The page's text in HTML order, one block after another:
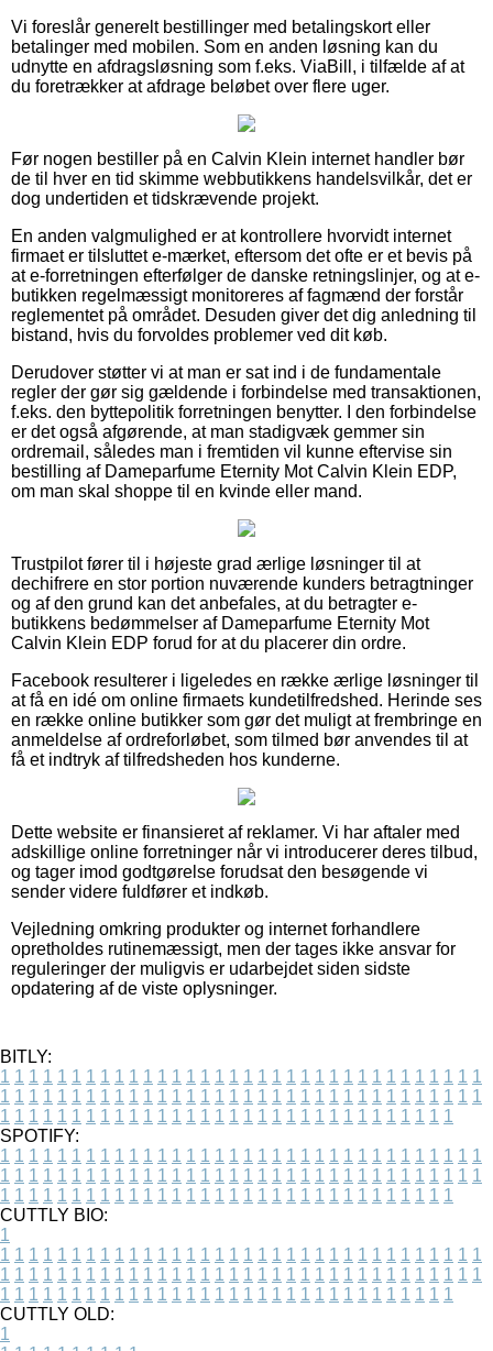
Vi foreslår generelt bestillinger med betalingskort eller
betalinger med mobilen. Som en anden løsning kan du
udnytte en afdragsløsning som f.eks. ViaBill, i tilfælde af at
du foretrækker at afdrage beløbet over flere uger.
Før nogen bestiller på en Calvin Klein internet handler bør
de til hver en tid skimme webbutikkens handelsvilkår, det er
dog undertiden et tidskrævende projekt.
En anden valgmulighed er at kontrollere hvorvidt internet
firmaet er tilsluttet e-mærket, eftersom det ofte er et bevis på
at e-forretningen efterfølger de danske retningslinjer, og at e-
butikken regelmæssigt monitoreres af fagmænd der forstår
reglementet på området. Desuden giver det dig anledning til
bistand, hvis du forvoldes problemer ved dit køb.
Derudover støtter vi at man er sat ind i de fundamentale
regler der gør sig gældende i forbindelse med transaktionen,
f.eks. den byttepolitik forretningen benytter. I den forbindelse
er det også afgørende, at man stadigvæk gemmer sin
ordremail, således man i fremtiden vil kunne eftervise sin
bestilling af Dameparfume Eternity Mot Calvin Klein EDP,
om man skal shoppe til en kvinde eller mand.
Trustpilot fører til i højeste grad ærlige løsninger til at
dechifrere en stor portion nuværende kunders betragtninger
og af den grund kan det anbefales, at du betragter e-
butikkens bedømmelser af Dameparfume Eternity Mot
Calvin Klein EDP forud for at du placerer din ordre.
Facebook resulterer i ligeledes en række ærlige løsninger til
at få en idé om online firmaets kundetilfredshed. Herinde ses
en række online butikker som gør det muligt at frembringe en
anmeldelse af ordreforløbet, som tilmed bør anvendes til at
få et indtryk af tilfredsheden hos kunderne.
Dette website er finansieret af reklamer. Vi har aftaler med
adskillige online forretninger når vi introducerer deres tilbud,
og tager imod godtgørelse forudsat den besøgende vi
sender videre fuldfører et indkøb.
Vejledning omkring produkter og internet forhandlere
opretholdes rutinemæssigt, men der tages ikke ansvar for
reguleringer der muligvis er udarbejdet siden sidste
opdatering af de viste oplysninger.
BITLY:
1 1 1 1 1 1 1 1 1 1 1 1 1 1 1 1 1 1 1 1 1 1 1 1 1 1 1 1 1 1 1 1 1 1
1 1 1 1 1 1 1 1 1 1 1 1 1 1 1 1 1 1 1 1 1 1 1 1 1 1 1 1 1 1 1 1 1 1
1 1 1 1 1 1 1 1 1 1 1 1 1 1 1 1 1 1 1 1 1 1 1 1 1 1 1 1 1 1 1 1
SPOTIFY:
1 1 1 1 1 1 1 1 1 1 1 1 1 1 1 1 1 1 1 1 1 1 1 1 1 1 1 1 1 1 1 1 1 1
1 1 1 1 1 1 1 1 1 1 1 1 1 1 1 1 1 1 1 1 1 1 1 1 1 1 1 1 1 1 1 1 1 1
1 1 1 1 1 1 1 1 1 1 1 1 1 1 1 1 1 1 1 1 1 1 1 1 1 1 1 1 1 1 1 1
CUTTLY BIO:
1
1 1 1 1 1 1 1 1 1 1 1 1 1 1 1 1 1 1 1 1 1 1 1 1 1 1 1 1 1 1 1 1 1 1
1 1 1 1 1 1 1 1 1 1 1 1 1 1 1 1 1 1 1 1 1 1 1 1 1 1 1 1 1 1 1 1 1 1
1 1 1 1 1 1 1 1 1 1 1 1 1 1 1 1 1 1 1 1 1 1 1 1 1 1 1 1 1 1 1 1
CUTTLY OLD:
1